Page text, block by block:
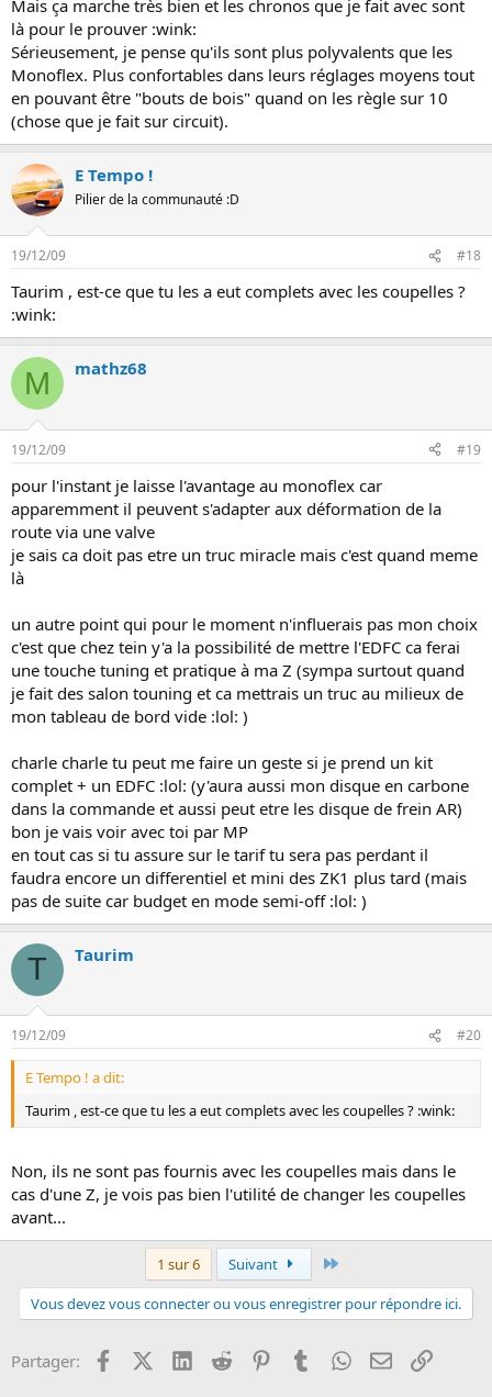
Mais ça marche très bien et les chronos que je fait avec sont
là pour le prouver :wink:
Sérieusement, je pense qu'ils sont plus polyvalents que les
Monoflex. Plus confortables dans leurs réglages moyens tout
en pouvant être "bouts de bois" quand on les règle sur 10
(chose que je fait sur circuit).
E Tempo !
Pilier de la communauté :D
19/12/09 #18
Taurim , est-ce que tu les a eut complets avec les coupelles ?
:wink:
M mathz68
19/12/09 #19
pour l'instant je laisse l'avantage au monoflex car
apparemment il peuvent s'adapter aux déformation de la
route via une valve
je sais ca doit pas etre un truc miracle mais c'est quand meme
là
un autre point qui pour le moment n'influerais pas mon choix
c'est que chez tein y'a la possibilité de mettre l'EDFC ca ferai
une touche tuning et pratique à ma Z (sympa surtout quand
je fait des salon touning et ca mettrais un truc au milieux de
mon tableau de bord vide :lol: )
charle charle tu peut me faire un geste si je prend un kit
complet + un EDFC :lol: (y'aura aussi mon disque en carbone
dans la commande et aussi peut etre les disque de frein AR)
bon je vais voir avec toi par MP
en tout cas si tu assure sur le tarif tu sera pas perdant il
faudra encore un differentiel et mini des ZK1 plus tard (mais
pas de suite car budget en mode semi-off :lol: )
T Taurim
19/12/09 #20
E Tempo ! a dit:
Taurim , est-ce que tu les a eut complets avec les coupelles ? :wink:
Non, ils ne sont pas fournis avec les coupelles mais dans le
cas d'une Z, je vois pas bien l'utilité de changer les coupelles
avant...
1 sur 6 Suivant
Vous devez vous connecter ou vous enregistrer pour répondre ici.
Partager: FacebookX (Twitter)
LinkedInReddit PinterestTumblrWhatsApp
EmailLien